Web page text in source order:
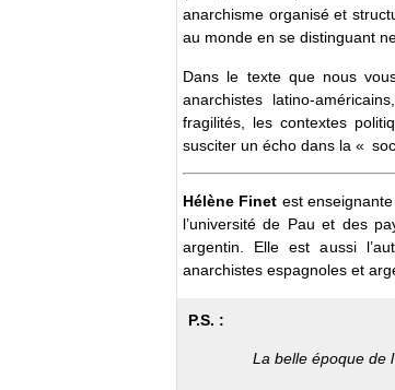
anarchisme organisé et
au monde en se distinguant
Dans le texte que nous
anarchistes latino-
fragilités, les contextes
susciter un écho dans la «
Hélène Finet est
l’université de Pau et des
argentin. Elle est aussi
anarchistes espagnoles et
P.S. :
La belle époque de